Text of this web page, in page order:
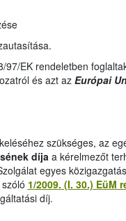
97/EK rendeletben
és azt az Európai
szükséges, az
díjaa kérelmezőt
egyes
1/2009. (I. 30.) EüM
díj.